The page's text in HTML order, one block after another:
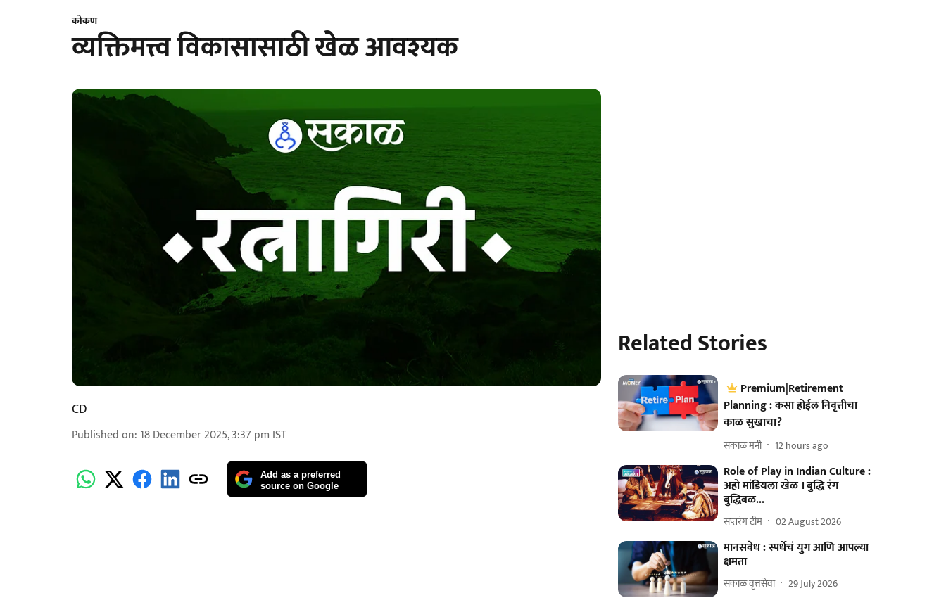
कोकण
व्यक्तिमत्त्व विकासासाठी खेळ आवश्यक
CD
Published on: 18 December 2025, 3:37 pm IST
Add as a preferred
source on Google
Related Stories
Premium|Retirement
Planning : कसा होईल निवृत्तीचा
काळ सुखाचा?
सकाळ मनी 12 hours ago
Role of Play in Indian Culture :
अहो मांडियला खेळ । बुद्धि रंग
बुद्धिबळ...
सप्तरंग टीम 02 August 2026
मानसवेध : स्पर्धेचं युग आणि आपल्या
क्षमता
सकाळ वृत्तसेवा 29 July 2026